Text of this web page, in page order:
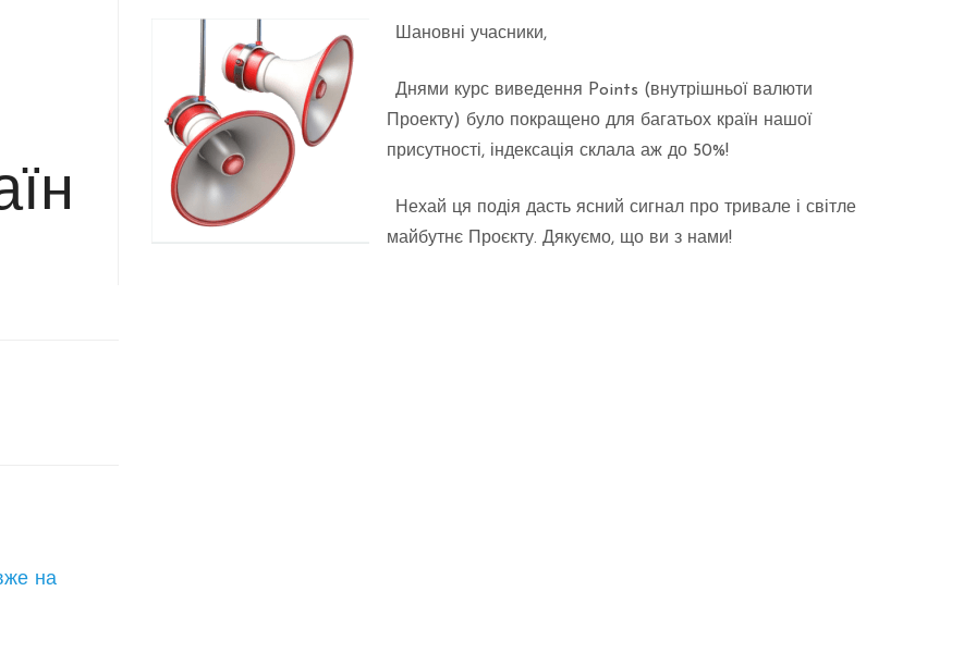
на
Шановні учасники,
Днями курс виведення Points (внутрішньої валюти
Проекту) було покращено для багатьох країн нашої
присутності, індексація склала аж до 50%!
Нехай ця подія дасть ясний сигнал про тривале і світле
майбутнє Проєкту. Дякуємо, що ви з нами!